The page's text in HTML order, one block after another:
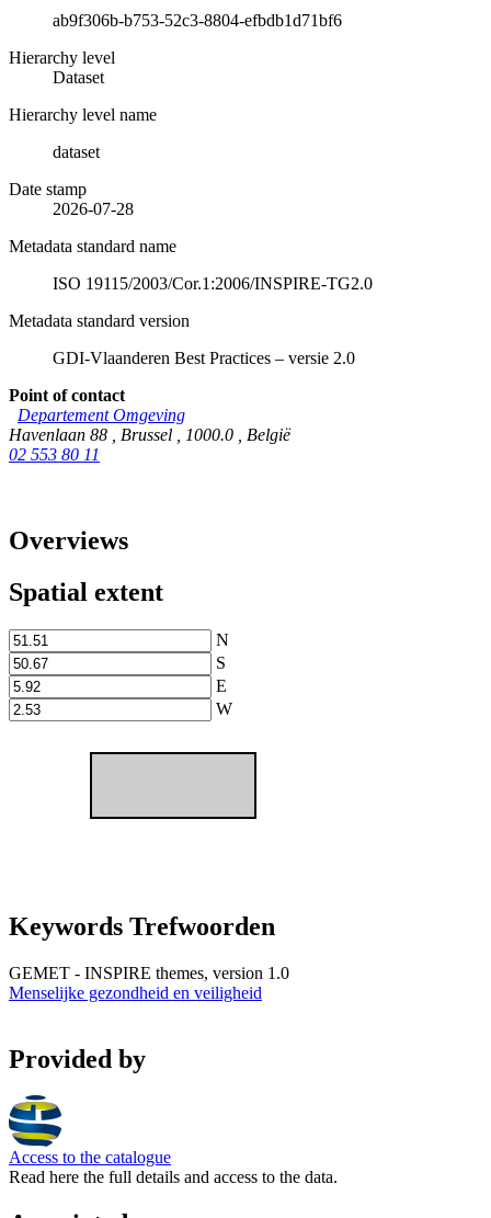
ab9f306b-b753-52c3-8804-efbdb1d71bf6
Hierarchy level
Dataset
Hierarchy level name
dataset
Date stamp
2026-07-28
Metadata standard name
ISO 19115/2003/Cor.1:2006/INSPIRE-TG2.0
Metadata standard version
GDI-Vlaanderen Best Practices – versie 2.0
Point of contact
Departement Omgeving
Havenlaan 88
Brussel 1000.0
België
02 553 80 11
Overviews
Spatial extent
N
S
E
W
Keywords Trefwoorden
GEMET - INSPIRE themes, version 1.0
Menselijke gezondheid en veiligheid
Provided by
Access to the catalogue
Read here the full details and access to the data.